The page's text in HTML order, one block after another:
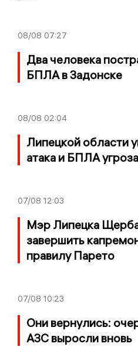
08/08 07:27
Два человека
БПЛА в Задонске
08/08 02:04
Липецкой области
атака и БПЛА угроза
07/08 12:03
Мэр Липецка
завершить
правилу Парето
07/08 10:23
Они вернулись:
АЗС выросли вновь